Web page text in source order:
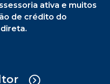
ativa e muitos
de crédito do